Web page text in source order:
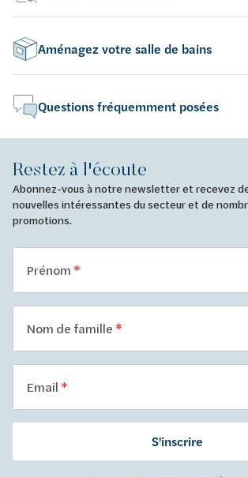
Aménagez votre salle de bains
Questions fréquemment posées
Restez à l'écoute
Abonnez-vous à notre newsletter et recevez
nouvelles intéressantes du secteur et de
promotions.
Prénom
Nom de famille
Email
S'inscrire